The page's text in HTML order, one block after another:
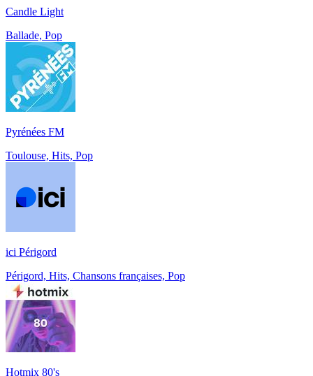
Candle Light
Ballade, Pop
Pyrénées FM
Toulouse, Hits, Pop
ici Périgord
Périgord, Hits, Chansons françaises, Pop
Hotmix 80's